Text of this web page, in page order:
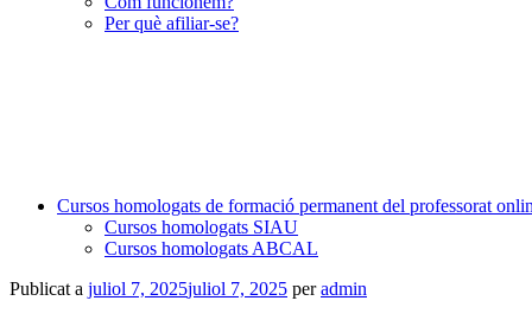
Per què afiliar-se?
Cursos homologats de formació permanent del professorat
Cursos homologats SIAU
Cursos homologats ABCAL
Publicat a juliol 7, 2025juliol 7, 2025 peradmin